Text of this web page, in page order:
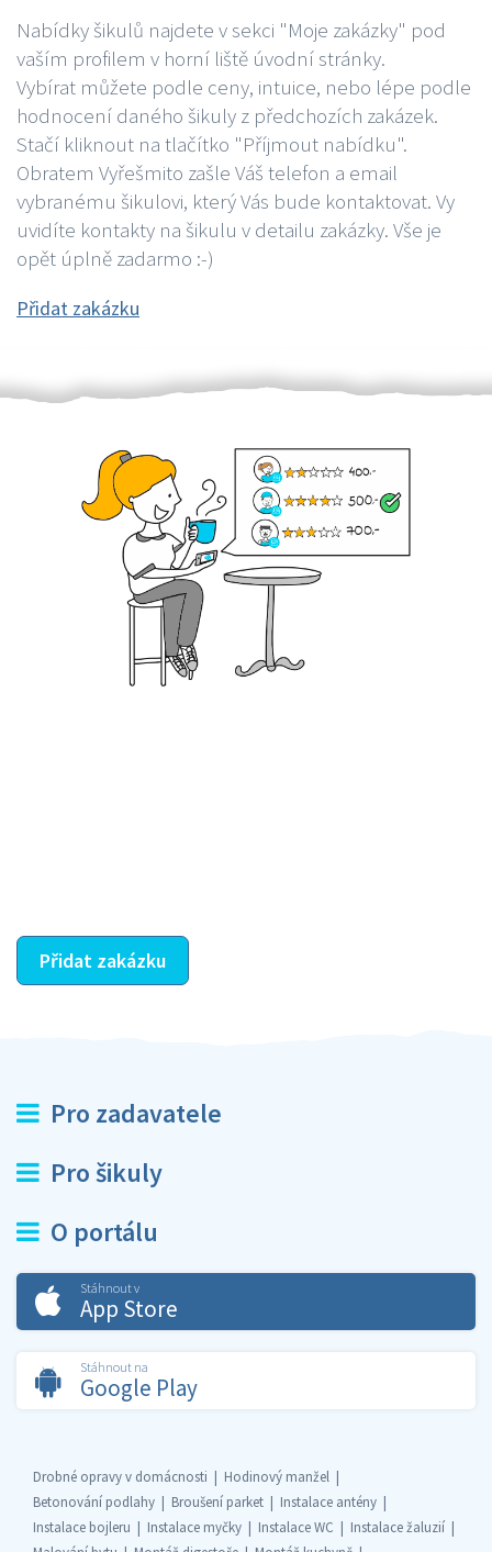
Nabídky šikulů najdete v sekci "Moje zakázky" pod
vaším profilem v horní liště úvodní stránky.
Vybírat můžete podle ceny, intuice, nebo lépe podle
hodnocení daného šikuly z předchozích zakázek.
Stačí kliknout na tlačítko "Příjmout nabídku".
Obratem Vyřešmito zašle Váš telefon a email
vybranému šikulovi, který Vás bude kontaktovat. Vy
uvidíte kontakty na šikulu v detailu zakázky. Vše je
opět úplně zadarmo :-)
Přidat zakázku
Přidat zakázku
Pro zadavatele
Pro šikuly
O portálu
Stáhnout v
App Store
Stáhnout na
Google Play
Drobné opravy v domácnosti
Hodinový manžel
Betonování podlahy
Broušení parket
Instalace antény
Instalace bojleru
Instalace myčky Instalace WC
Instalace žaluzií